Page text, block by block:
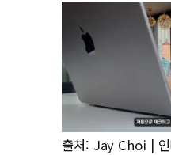
출처: Jay Choi | 인